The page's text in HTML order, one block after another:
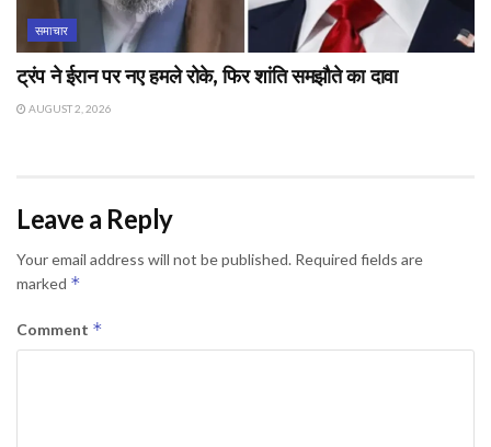
समाचार
ट्रंप ने ईरान पर नए हमले रोके, फिर शांति समझौते का दावा
AUGUST 2, 2026
Leave a Reply
Your email address will not be published. Required fields are
marked *
Comment *